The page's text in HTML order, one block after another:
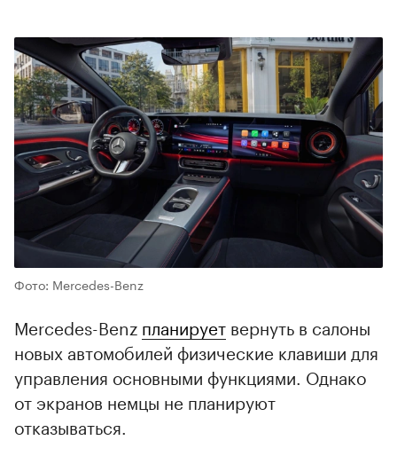
Фото: Mercedes-Benz
Mercedes-Benz планирует вернуть в салоны
новых автомобилей физические клавиши для
управления основными функциями. Однако
от экранов немцы не планируют
отказываться.